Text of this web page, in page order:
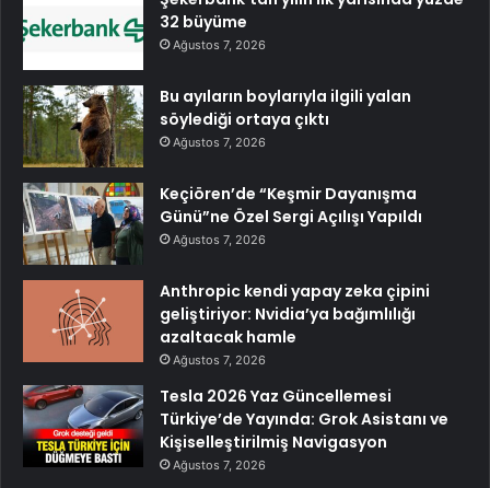
32 büyüme
Ağustos 7, 2026
Bu ayıların boylarıyla ilgili yalan
söylediği ortaya çıktı
Ağustos 7, 2026
Keçiören’de “Keşmir Dayanışma
Günü”ne Özel Sergi Açılışı Yapıldı
Ağustos 7, 2026
Anthropic kendi yapay zeka çipini
geliştiriyor: Nvidia’ya bağımlılığı
azaltacak hamle
Ağustos 7, 2026
Tesla 2026 Yaz Güncellemesi
Türkiye’de Yayında: Grok Asistanı ve
Kişiselleştirilmiş Navigasyon
Ağustos 7, 2026